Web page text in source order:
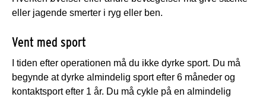
eller jagende smerter i ryg eller ben.
Vent med sport
I tiden efter operationen må du ikke dyrke sport. Du må
begynde at dyrke almindelig sport efter 6 måneder og
kontaktsport efter 1 år. Du må cykle på en almindelig